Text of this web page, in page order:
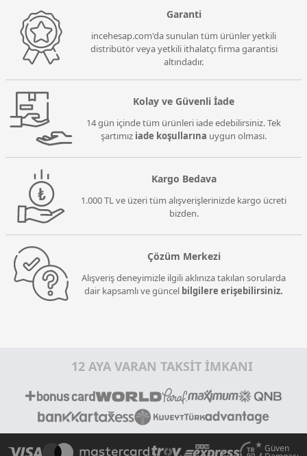
Garanti
incehesap.com'da sunulan tüm ürünler yetkili
distribütör veya yetkili ithalatçı firma garantisi
altındadır.
Kolay ve Güvenli İade
14 gün içinde tüm ürünleri iade edebilirsiniz. Tek
şartımız iade koşullarına uygun olması.
Kargo Bedava
1.000 TL ve üzeri tüm alışverişlerinizde kargo ücreti
bizden.
Çözüm Merkezi
Alışveriş deneyimizle ilgili aklınıza takılan sorularda
dair kapsamlı ve güncel bilgilere erişebilirsiniz.
12 AYA VARAN TAKSİT İMKANI
Güven